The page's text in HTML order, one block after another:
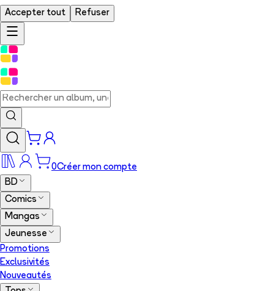
Accepter tout Refuser
0Créer mon compte
BD
Comics
Mangas
Jeunesse
Promotions
Exclusivités
Nouveautés